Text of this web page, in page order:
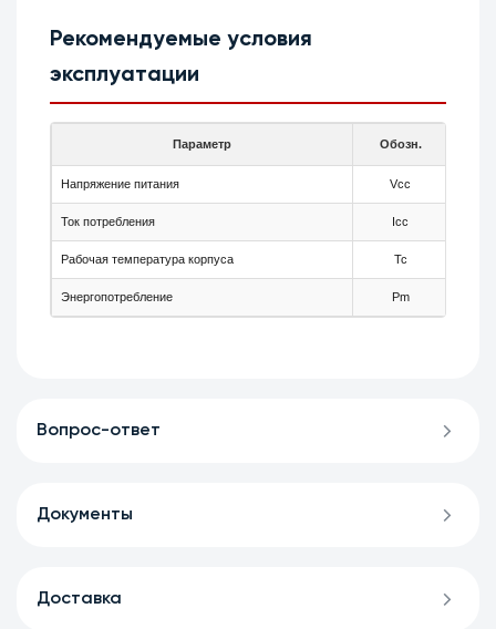
Рекомендуемые условия
эксплуатации
Параметр Обозн.
Напряжение питания Vcc
Ток потребления Icc
Рабочая температура корпуса Tc
Энергопотребление Pm
Вопрос-ответ
Документы
Доставка